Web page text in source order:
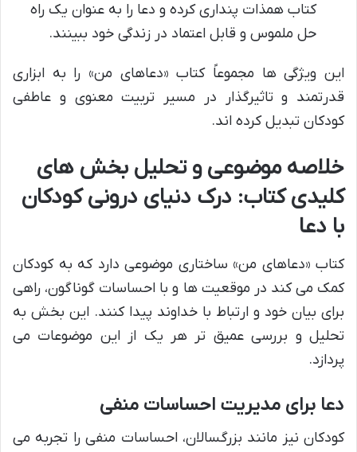
کتاب همذات پنداری کرده و دعا را به عنوان یک راه
حل ملموس و قابل اعتماد در زندگی خود ببینند.
این ویژگی ها مجموعاً کتاب «دعاهای من» را به ابزاری
قدرتمند و تاثیرگذار در مسیر تربیت معنوی و عاطفی
کودکان تبدیل کرده اند.
خلاصه موضوعی و تحلیل بخش های
کلیدی کتاب: درک دنیای درونی کودکان
با دعا
کتاب «دعاهای من» ساختاری موضوعی دارد که به کودکان
کمک می کند در موقعیت ها و با احساسات گوناگون، راهی
برای بیان خود و ارتباط با خداوند پیدا کنند. این بخش به
تحلیل و بررسی عمیق تر هر یک از این موضوعات می
پردازد.
دعا برای مدیریت احساسات منفی
کودکان نیز مانند بزرگسالان، احساسات منفی را تجربه می